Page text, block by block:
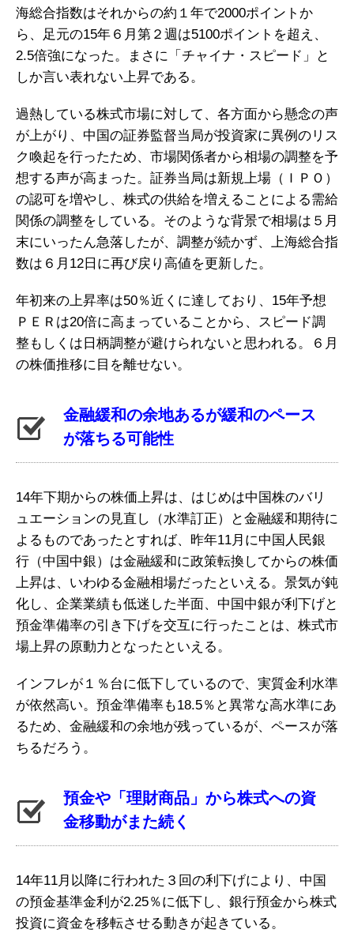
海総合指数はそれからの約１年で2000ポイントか
ら、足元の15年６月第２週は5100ポイントを超え、
2.5倍強になった。まさに「チャイナ・スピード」と
しか言い表れない上昇である。
過熱している株式市場に対して、各方面から懸念の声
が上がり、中国の証券監督当局が投資家に異例のリス
ク喚起を行ったため、市場関係者から相場の調整を予
想する声が高まった。証券当局は新規上場（ＩＰＯ）
の認可を増やし、株式の供給を増えることによる需給
関係の調整をしている。そのような背景で相場は５月
末にいったん急落したが、調整が続かず、上海総合指
数は６月12日に再び戻り高値を更新した。
年初来の上昇率は50％近くに達しており、15年予想
ＰＥＲは20倍に高まっていることから、スピード調
整もしくは日柄調整が避けられないと思われる。６月
の株価推移に目を離せない。
金融緩和の余地あるが緩和のペース
が落ちる可能性
14年下期からの株価上昇は、はじめは中国株のバリ
ュエーションの見直し（水準訂正）と金融緩和期待に
よるものであったとすれば、昨年11月に中国人民銀
行（中国中銀）は金融緩和に政策転換してからの株価
上昇は、いわゆる金融相場だったといえる。景気が鈍
化し、企業業績も低迷した半面、中国中銀が利下げと
預金準備率の引き下げを交互に行ったことは、株式市
場上昇の原動力となったといえる。
インフレが１％台に低下しているので、実質金利水準
が依然高い。預金準備率も18.5％と異常な高水準にあ
るため、金融緩和の余地が残っているが、ペースが落
ちるだろう。
預金や「理財商品」から株式への資
金移動がまた続く
14年11月以降に行われた３回の利下げにより、中国
の預金基準金利が2.25％に低下し、銀行預金から株式
投資に資金を移転させる動きが起きている。